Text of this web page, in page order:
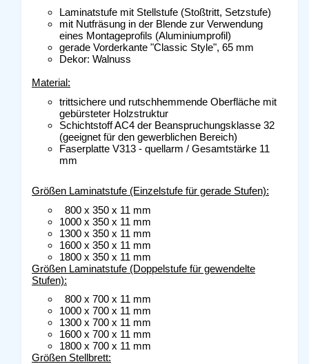
Laminatstufe mit Stellstufe (Stoßtritt, Setzstufe)
mit Nutfräsung in der Blende zur Verwendung
eines Montageprofils (Aluminiumprofil)
gerade Vorderkante "Classic Style", 65 mm
Dekor: Walnuss
Material:
trittsichere und rutschhemmende Oberfläche mit
gebürsteter Holzstruktur
Schichtstoff AC4 der Beanspruchungsklasse 32
(geeignet für den gewerblichen Bereich)
Faserplatte V313 - quellarm / Gesamtstärke 11
mm
Größen Laminatstufe (Einzelstufe für gerade Stufen):
800 x 350 x 11 mm
1000 x 350 x 11 mm
1300 x 350 x 11 mm
1600 x 350 x 11 mm
1800 x 350 x 11 mm
Größen Laminatstufe (Doppelstufe für gewendelte
Stufen):
800 x 700 x 11 mm
1000 x 700 x 11 mm
1300 x 700 x 11 mm
1600 x 700 x 11 mm
1800 x 700 x 11 mm
Größen Stellbrett: